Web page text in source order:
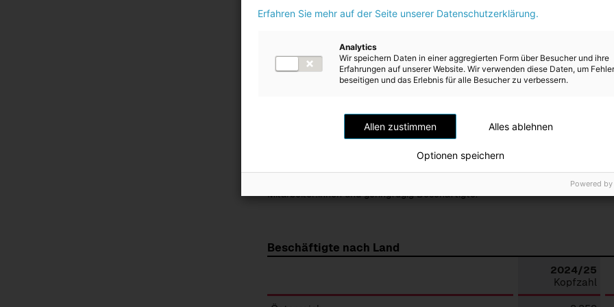
Weiblich
Nicht angegeben 0
Full-Time-Equivalent (FTE); abhängig vom geltenden Tarifvertrag für die einzelnen
Equivalents (FTE) zwischen 37,5 und 40 Wochenstunden.
Der Personalstand gemäß ESRS umfasst im Unterschied zur Darstellung
zusätzlich auch karenzierte Mitarbeiter:innen, Präsenz- und Zivildiener,
Mitarbeiter:innen und geringfügig Beschäftigte.
Beschäftigte nach Land
2024/25
Kopfzahl
Erfahren Sie mehr auf der Seite unserer Datenschutzerklärung.
Analytics
Wir speichern Daten in einer aggregierten Form über Besucher und ihre
Erfahrungen auf unserer Website. Wir verwenden diese Daten, um
beseitigen und das Erlebnis für alle Besucher zu verbessern.
Allen zustimmen Alles ablehnen
Optionen speichern
Powered by